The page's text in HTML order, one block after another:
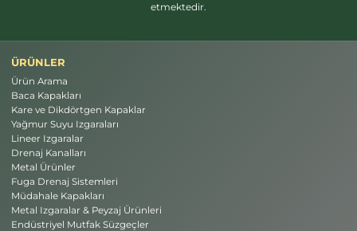
etmektedir.
ÜRÜNLER
Ürün Arama
Baca Kapakları
Kare ve Dikdörtgen Kapaklar
Yağmur Suyu Izgaraları
Lineer Izgaralar
Drenaj Kanalları
Metal Ürünler
Fuga Drenaj Sistemleri
Müdahale Kapakları
Metal Izgaralar & Peyzaj Ürünleri
Endüstriyel Mutfak Süzgeçler